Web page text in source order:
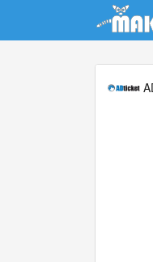
Update cookies preferences